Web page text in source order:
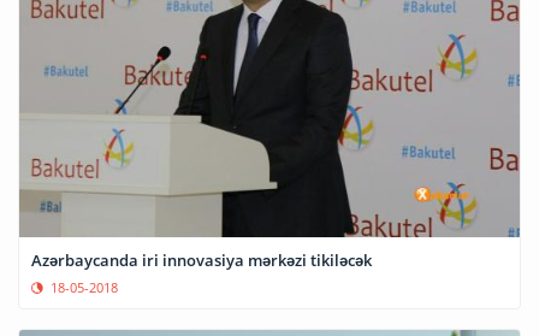
Azərbaycanda iri innovasiya mərkəzi tikiləcək
18-05-2018